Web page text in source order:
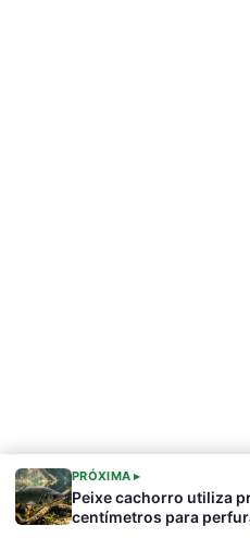
PRÓXIMA ▸
Peixe cachorro utiliza
centímetros para